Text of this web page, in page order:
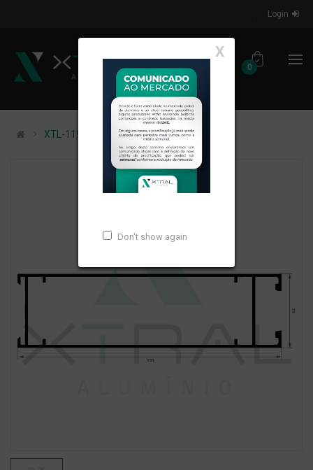
Login
0
X
Don't show again
XTL-1191 - PESO LINEAR: 1,944kg/m